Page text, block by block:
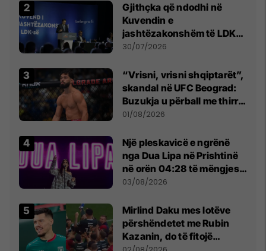
Gjithçka që ndodhi në
Kuvendin e
jashtëzakonshëm të LDK-
së
30/07/2026
“Vrisni, vrisni shqiptarët”,
skandal në UFC Beograd:
Buzukja u përball me thirrje
anti-shqiptare nga
01/08/2026
Një pleskavicë e ngrënë
nga Dua Lipa në Prishtinë
në orën 04:28 të mëngjesit
- dhe bota digjitale serbe
03/08/2026
Mirlind Daku mes lotëve
përshëndetet me Rubin
Kazanin, do të fitojë